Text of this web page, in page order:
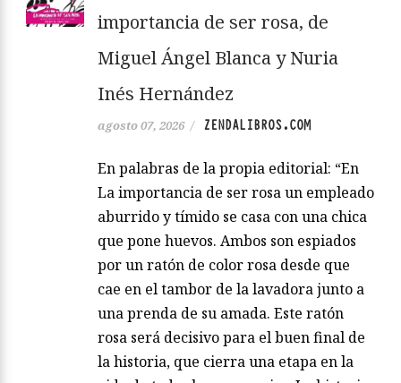
importancia de ser rosa, de
Miguel Ángel Blanca y Nuria
Inés Hernández
agosto 07, 2026 / ZENDALIBROS.COM
En palabras de la propia editorial: “En
La importancia de ser rosa un empleado
aburrido y tímido se casa con una chica
que pone huevos. Ambos son espiados
por un ratón de color rosa desde que
cae en el tambor de la lavadora junto a
una prenda de su amada. Este ratón
rosa será decisivo para el buen final de
la historia, que cierra una etapa en la